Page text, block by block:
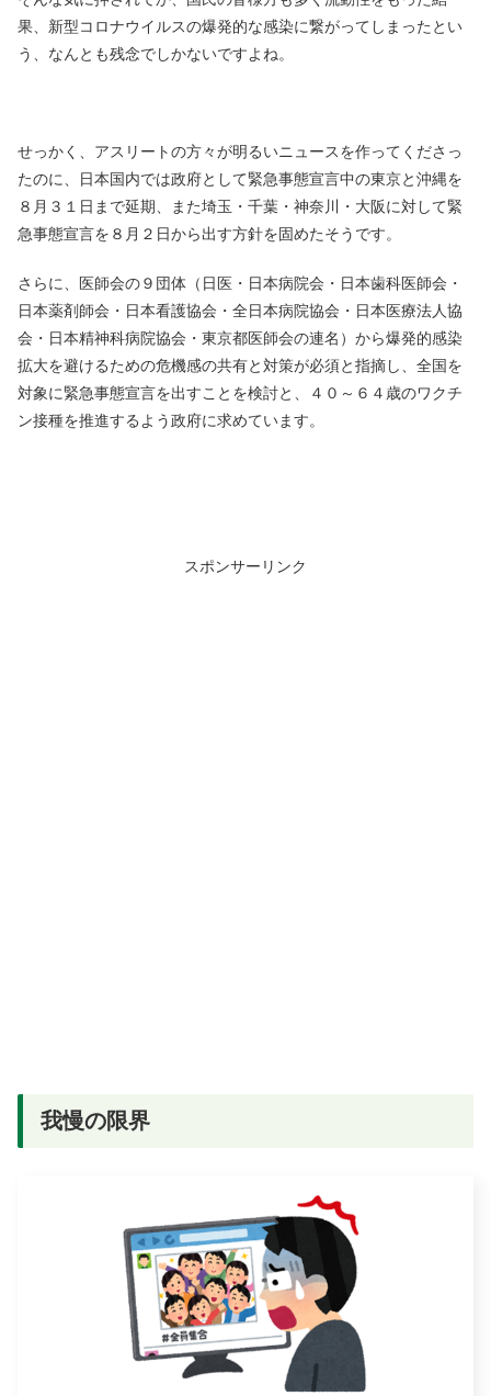
果、新型コロナウイルスの爆発的な感染に繋がってしまったとい
う、なんとも残念でしかないですよね。
せっかく、アスリートの方々が明るいニュースを作ってくださっ
たのに、日本国内では政府として緊急事態宣言中の東京と沖縄を
８月３１日まで延期、また埼玉・千葉・神奈川・大阪に対して緊
急事態宣言を８月２日から出す方針を固めたそうです。
さらに、医師会の９団体（日医・日本病院会・日本歯科医師会・
日本薬剤師会・日本看護協会・全日本病院協会・日本医療法人協
会・日本精神科病院協会・東京都医師会の連名）から爆発的感染
拡大を避けるための危機感の共有と対策が必須と指摘し、全国を
対象に緊急事態宣言を出すことを検討と、４０～６４歳のワクチ
ン接種を推進するよう政府に求めています。
スポンサーリンク
我慢の限界